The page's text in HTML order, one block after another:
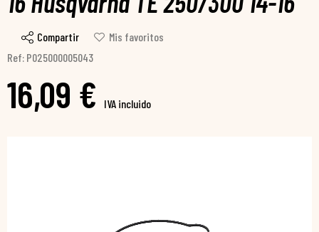
Compartir
Mis favoritos
Ref: P025000005043
16,09 € IVA incluido